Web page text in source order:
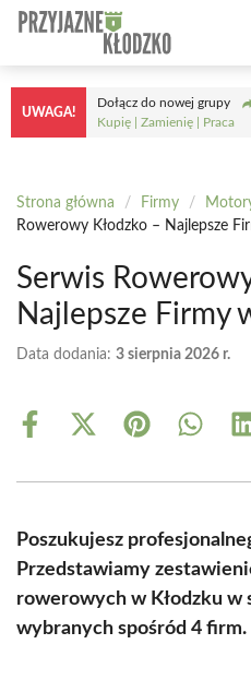
Przejdź
treści
UWAGA!
Dołącz do nowej grupy
Kupię | Zamienię | Praca
Strona główna / Firmy /
Rowerowy Kłodzko – Najlepsze
Serwis
Najlepsze Firmy
Data dodania: 3 sierpnia 2026 r.
Share
Share
(Twitter)
Share Share
Poszukujesz
Przedstawiamy
rowerowych w Kłodzku w
wybranych spośród 4 firm.